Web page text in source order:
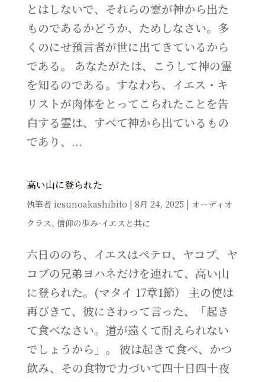
とはしないで、それらの霊が神から出た
ものであるかどうか、ためしなさい。多
くのにせ預言者が世に出てきているから
である。 あなたがたは、こうして神の霊
を知るのである。すなわち、イエス・キ
リストが肉体をとってこられたことを告
白する霊は、すべて神から出ているもの
であり、...
高い山に登られた
執筆者 iesunoakashibito | 8月 24, 2025 | オーディオ
クラス, 信仰の歩み-イエスと共に
六日ののち、イエスはペテロ、ヤコブ、ヤ
コブの兄弟ヨハネだけを連れて、高い山
に登られた。(マタイ 17章1節） 主の使は
再びきて、彼にさわって言った、「起き
て食べなさい。道が遠くて耐えられない
でしょうから」。 彼は起きて食べ、かつ
飲み、その食物で力づいて四十日四十夜